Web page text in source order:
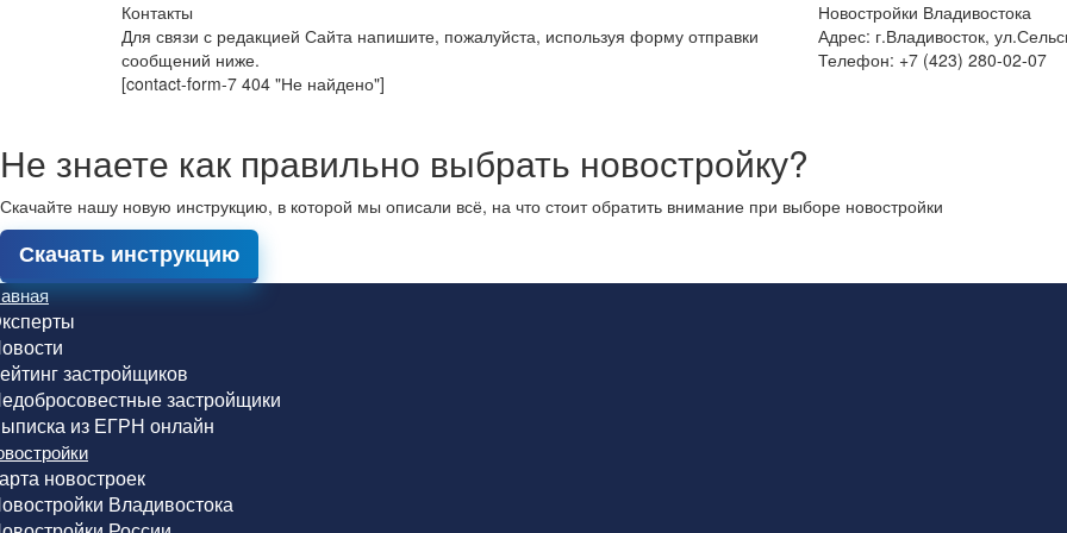
Контакты
Для связи с редакцией Сайта напишите, пожалуйста, используя форму отправки
сообщений ниже.
[contact-form-7 404 "Не найдено"]
Новостройки Владивостока
Адрес: г.Владивосток,
Телефон: +7 (423) 280-02-07
Не знаете как правильно выбрать новостройку?
Скачайте нашу новую инструкцию, в которой мы описали всё, на что стоит обратить внимание при выборе новостройки
Скачать инструкцию
застройщиков
застройщики
из ЕГРН онлайн
новостроек
Владивостока